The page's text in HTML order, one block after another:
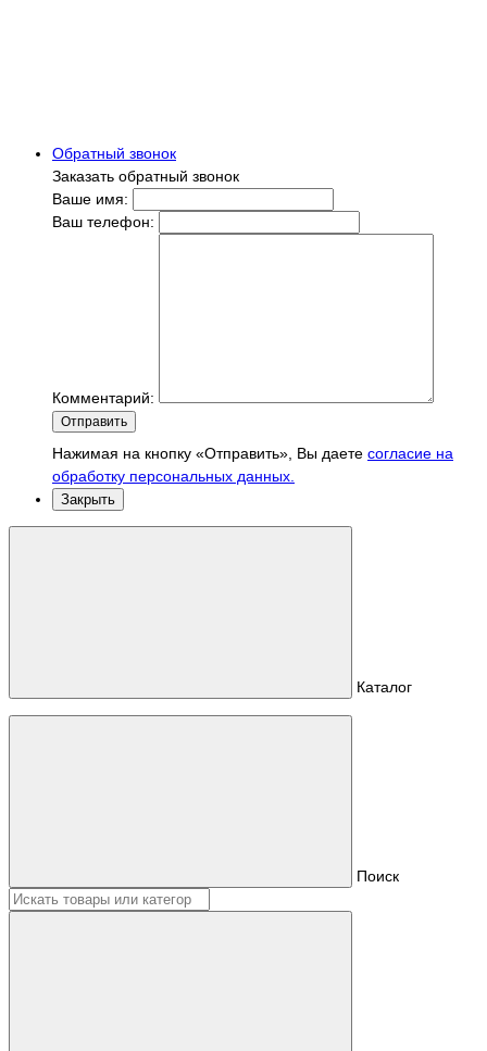
Обратный звонок
Заказать обратный звонок
Ваше имя:
Ваш телефон:
Комментарий:
Отправить
Нажимая на кнопку «Отправить», Вы даете согласие на
обработку персональных данных.
Закрыть
Каталог
Поиск